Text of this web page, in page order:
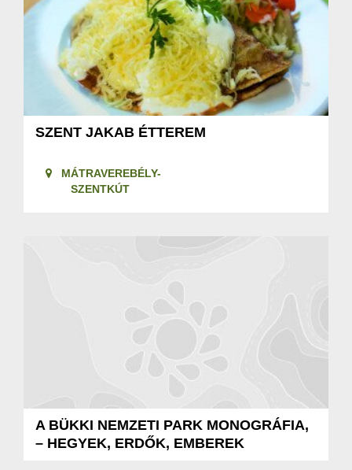
SZENT JAKAB ÉTTEREM
MÁTRAVEREBÉLY-
SZENTKÚT
A BÜKKI NEMZETI PARK MONOGRÁFIA,
– HEGYEK, ERDŐK, EMBEREK